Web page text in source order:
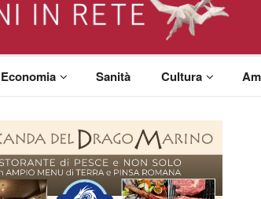
Economia Sanità Cultura